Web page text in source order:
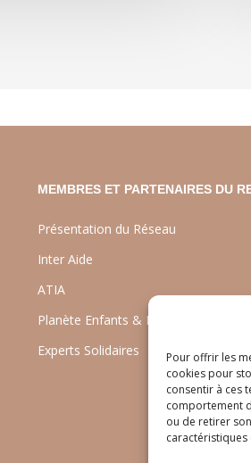
Pour offrir les
cookies pour
consentir à ces
comportement
ou de retirer
caractéristiques
MEMBRES ET PARTENAIRES DU
Présentation du Réseau
Inter Aide
ATIA
Planète Enfants & Développement
Experts Solidaires